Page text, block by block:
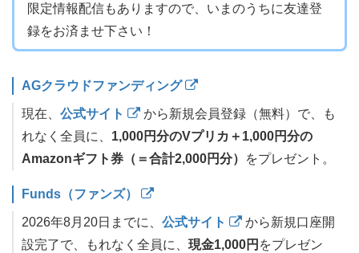
限定情報配信もありますので、いまのうちに友達登
録をお済ませ下さい！
AGクラウドファンディング
現在、 公式サイト
から新規会員登録（無料）で、も
れなく全員に、 1,000円分のVプリカ＋1,000円分の
Amazonギフト券（＝合計2,000円分）
をプレゼント。
Funds（ファンズ）
2026年8月20日までに、 公式サイト
から新規口座開
設完了で、もれなく全員に、 現金1,000円 をプレゼン